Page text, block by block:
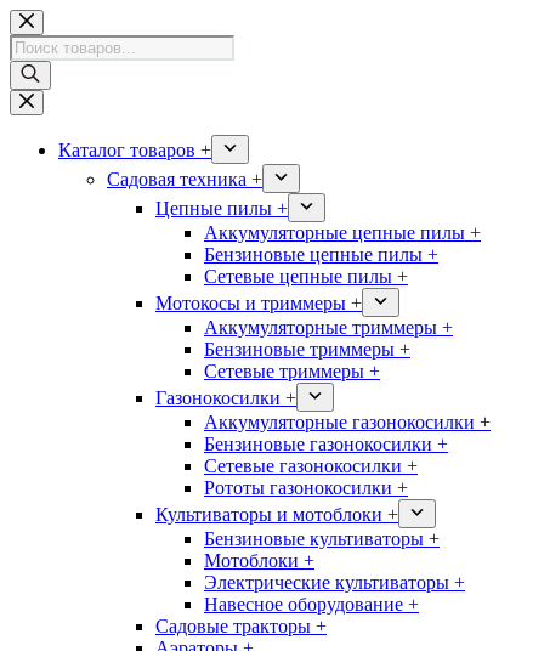
Перейти
к
сути
Поиск
товаров
Каталог товаров +
Садовая техника +
Цепные пилы +
Аккумуляторные цепные пилы +
Бензиновые цепные пилы +
Сетевые цепные пилы +
Мотокосы и триммеры +
Аккумуляторные триммеры +
Бензиновые триммеры +
Сетевые триммеры +
Газонокосилки +
Аккумуляторные газонокосилки +
Бензиновые газонокосилки +
Сетевые газонокосилки +
Рототы газонокосилки +
Культиваторы и мотоблоки +
Бензиновые культиваторы +
Мотоблоки +
Электрические культиваторы +
Навесное оборудование +
Садовые тракторы +